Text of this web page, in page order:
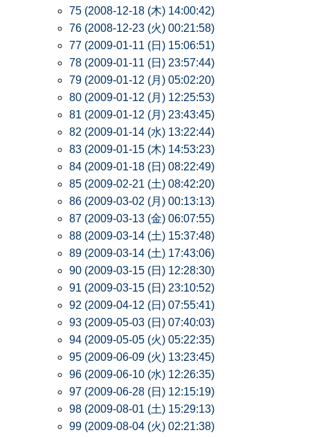
75 (2008-12-18 (木) 14:00:42)
76 (2008-12-23 (火) 00:21:58)
77 (2009-01-11 (日) 15:06:51)
78 (2009-01-11 (日) 23:57:44)
79 (2009-01-12 (月) 05:02:20)
80 (2009-01-12 (月) 12:25:53)
81 (2009-01-12 (月) 23:43:45)
82 (2009-01-14 (水) 13:22:44)
83 (2009-01-15 (木) 14:53:23)
84 (2009-01-18 (日) 08:22:49)
85 (2009-02-21 (土) 08:42:20)
86 (2009-03-02 (月) 00:13:13)
87 (2009-03-13 (金) 06:07:55)
88 (2009-03-14 (土) 15:37:48)
89 (2009-03-14 (土) 17:43:06)
90 (2009-03-15 (日) 12:28:30)
91 (2009-03-15 (日) 23:10:52)
92 (2009-04-12 (日) 07:55:41)
93 (2009-05-03 (日) 07:40:03)
94 (2009-05-05 (火) 05:22:35)
95 (2009-06-09 (火) 13:23:45)
96 (2009-06-10 (水) 12:26:35)
97 (2009-06-28 (日) 12:15:19)
98 (2009-08-01 (土) 15:29:13)
99 (2009-08-04 (火) 02:21:38)